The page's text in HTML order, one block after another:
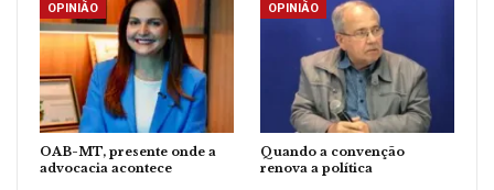
OPINIÃO
OAB-MT, presente onde a
advocacia acontece
OPINIÃO
Quando a convenção
renova a política